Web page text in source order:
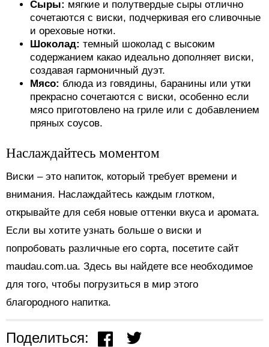
Сыры: мягкие и полутвердые сыры отлично
сочетаются с виски, подчеркивая его сливочные
и ореховые нотки.
Шоколад: темный шоколад с высоким
содержанием какао идеально дополняет виски,
создавая гармоничный дуэт.
Мясо: блюда из говядины, баранины или утки
прекрасно сочетаются с виски, особенно если
мясо приготовлено на гриле или с добавлением
пряных соусов.
Наслаждайтесь моментом
Виски – это напиток, который требует времени и
внимания. Наслаждайтесь каждым глотком,
открывайте для себя новые оттенки вкуса и аромата.
Если вы хотите узнать больше о виски и
попробовать различные его сорта, посетите сайт
maudau.com.ua. Здесь вы найдете все необходимое
для того, чтобы погрузиться в мир этого
благородного напитка.
Поделиться: